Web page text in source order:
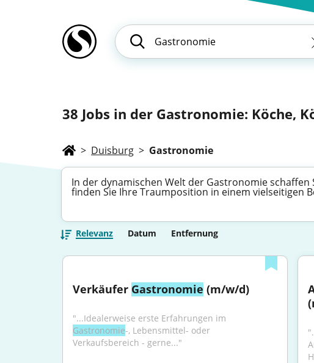
38 Jobs in der Gastronomie: Köche,
> Duisburg > Gastronomie
In der dynamischen Welt der Gastronomie
finden Sie Ihre Traumposition in einem vielseitigen
Relevanz Datum Entfernung
Verkäufer Gastronomie (m/w/d)
Gastronomie-, Lebensmittel- oder
Verkaufsbereich - gerne..."